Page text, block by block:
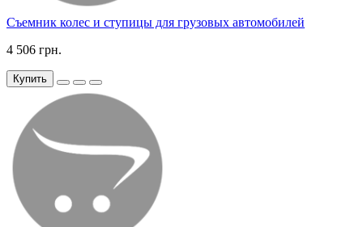
Съемник колес и ступицы для грузовых автомобилей
4 506 грн.
Купить